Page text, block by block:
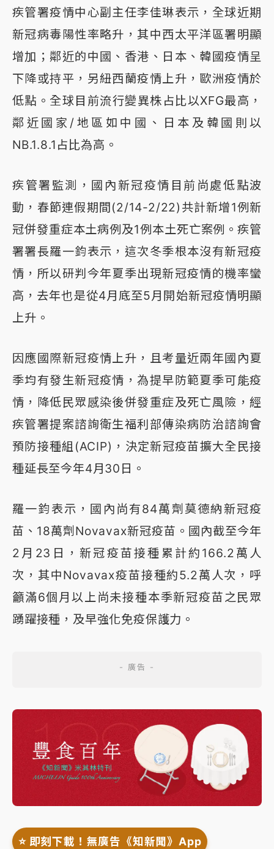
疾管署疫情中心副主任李佳琳表示，全球近期
新冠病毒陽性率略升，其中西太平洋區署明顯
增加；鄰近的中國、香港、日本、韓國疫情呈
下降或持平，另紐西蘭疫情上升，歐洲疫情於
低點。全球目前流行變異株占比以XFG最高，
鄰近國家/地區如中國、日本及韓國則以
NB.1.8.1占比為高。
疾管署監測，國內新冠疫情目前尚處低點波
動，春節連假期間(2/14-2/22)共計新增1例新
冠併發重症本土病例及1例本土死亡案例。疾管
署署長羅一鈞表示，這次冬季根本沒有新冠疫
情，所以研判今年夏季出現新冠疫情的機率蠻
高，去年也是從4月底至5月開始新冠疫情明顯
上升。
因應國際新冠疫情上升，且考量近兩年國內夏
季均有發生新冠疫情，為提早防範夏季可能疫
情，降低民眾感染後併發重症及死亡風險，經
疾管署提案諮詢衛生福利部傳染病防治諮詢會
預防接種組(ACIP)，決定新冠疫苗擴大全民接
種延長至今年4月30日。
羅一鈞表示，國內尚有84萬劑莫德納新冠疫
苗、18萬劑Novavax新冠疫苗。國內截至今年
2月23日，新冠疫苗接種累計約166.2萬人
次，其中Novavax疫苗接種約5.2萬人次，呼
籲滿6個月以上尚未接種本季新冠疫苗之民眾
踴躍接種，及早強化免疫保護力。
⭐️ 即刻下載！無廣告《知新聞》App